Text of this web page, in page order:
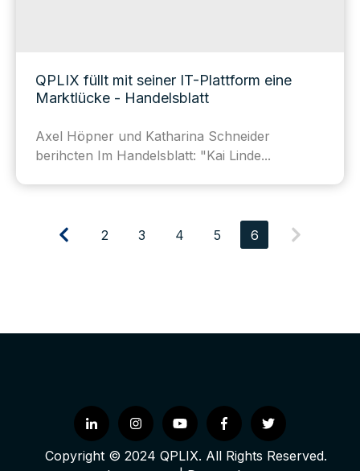
QPLIX füllt mit seiner IT-Plattform eine
Marktlücke - Handelsblatt
Axel Höpner und Katharina Schneider
berihcten Im Handelsblatt: "Kai Linde...
2 3 4 5 6
Copyright © 2024 QPLIX. All Rights Reserved.